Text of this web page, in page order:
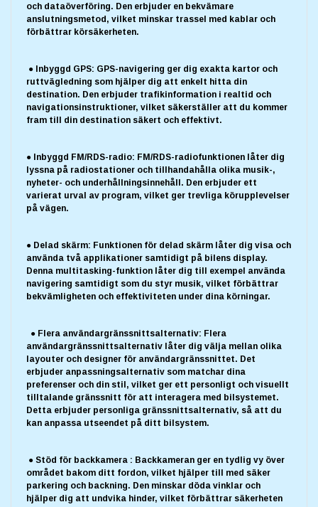
och dataöverföring. Den erbjuder en bekvämare
anslutningsmetod, vilket minskar trassel med kablar och
förbättrar körsäkerheten.
● Inbyggd GPS: GPS-navigering ger dig exakta kartor och
ruttvägledning som hjälper dig att enkelt hitta din
destination. Den erbjuder trafikinformation i realtid och
navigationsinstruktioner, vilket säkerställer att du kommer
fram till din destination säkert och effektivt.
● Inbyggd FM/RDS-radio: FM/RDS-radiofunktionen låter dig
lyssna på radiostationer och tillhandahålla olika musik-,
nyheter- och underhållningsinnehåll. Den erbjuder ett
varierat urval av program, vilket ger trevliga körupplevelser
på vägen.
● Delad skärm: Funktionen för delad skärm låter dig visa och
använda två applikationer samtidigt på bilens display.
Denna multitasking-funktion låter dig till exempel använda
navigering samtidigt som du styr musik, vilket förbättrar
bekvämligheten och effektiviteten under dina körningar.
● Flera användargränssnittsalternativ: Flera
användargränssnittsalternativ låter dig välja mellan olika
layouter och designer för användargränssnittet. Det
erbjuder anpassningsalternativ som matchar dina
preferenser och din stil, vilket ger ett personligt och visuellt
tilltalande gränssnitt för att interagera med bilsystemet.
Detta erbjuder personliga gränssnittsalternativ, så att du
kan anpassa utseendet på ditt bilsystem.
● Stöd för backkamera : Backkameran ger en tydlig vy över
området bakom ditt fordon, vilket hjälper till med säker
parkering och backning. Den minskar döda vinklar och
hjälper dig att undvika hinder, vilket förbättrar säkerheten